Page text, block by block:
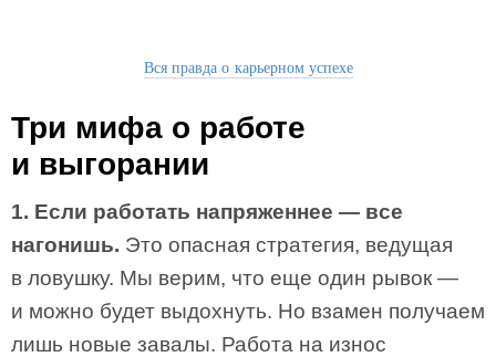
Вся правда о карьерном успехе
Три мифа о работе
и выгорании
1. Если работать напряженнее — все
нагонишь. Это опасная стратегия, ведущая
в ловушку. Мы верим, что еще один рывок —
и можно будет выдохнуть. Но взамен получаем
лишь новые завалы. Работа на износ